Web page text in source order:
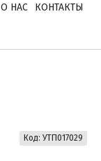
О НАС КОНТАКТЫ
Код: УТП017029